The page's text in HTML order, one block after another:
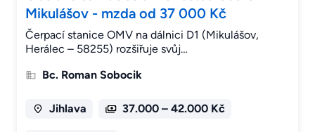
Mikulášov - mzda od 37 000 Kč
Čerpací stanice OMV na dálnici D1 (Mikulášov,
Herálec – 58255) rozšiřuje svůj…
Bc. Roman Sobocik
Jihlava 37.000 – 42.000 Kč